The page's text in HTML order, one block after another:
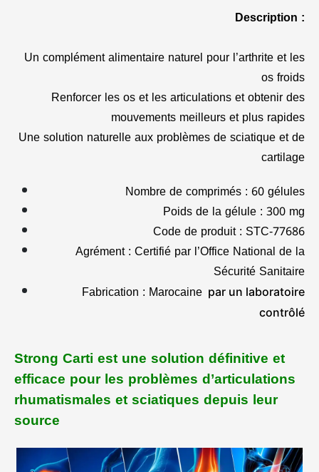
Description :
Un complément alimentaire naturel pour l’arthrite et les
os froids
Renforcer les os et les articulations et obtenir des
mouvements meilleurs et plus rapides
Une solution naturelle aux problèmes de sciatique et de
cartilage
Nombre de comprimés : 60 gélules
Poids de la gélule : 300 mg
Code de produit : STC-77686
Agrément : Certifié par l’Office National de la
Sécurité Sanitaire
Fabrication : Marocaine par un laboratoire
contrôlé
Strong Carti est une solution définitive et
efficace pour les problèmes d’articulations
rhumatismales et sciatiques depuis leur
source